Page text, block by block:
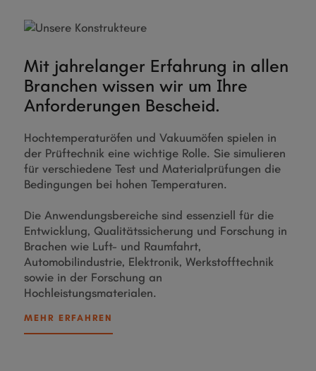
Mit jahrelanger Erfahrung in allen
Branchen wissen wir um Ihre
Anforderungen Bescheid.
Hochtemperaturöfen und Vakuumöfen spielen in
der Prüftechnik eine wichtige Rolle. Sie simulieren
für verschiedene Test und Materialprüfungen die
Bedingungen bei hohen Temperaturen.
Die Anwendungsbereiche sind essenziell für die
Entwicklung, Qualitätssicherung und Forschung in
Brachen wie Luft- und Raumfahrt,
Automobilindustrie, Elektronik, Werkstofftechnik
sowie in der Forschung an
Hochleistungsmaterialen.
MEHR ERFAHREN